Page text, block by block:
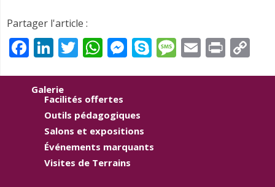
Partager l'article :
Facebook
LinkedIn
Twitter
WhatsApp
Messenger
SkypeMessage
Email
Print
Galerie
Facilités offertes
Outils pédagogiques
Salons et expositions
Événements marquants
Visites de Terrains